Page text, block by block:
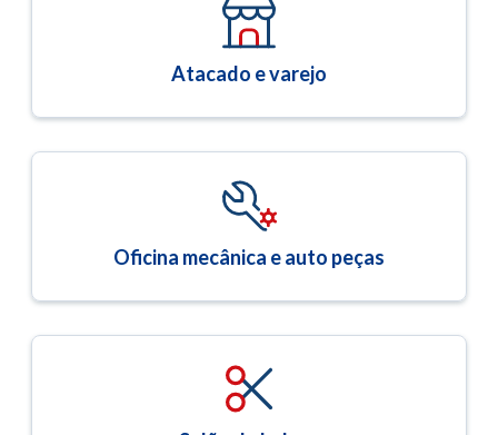
Atacado e varejo
Oficina mecânica e auto peças